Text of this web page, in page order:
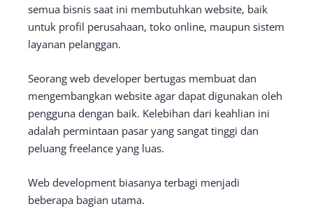
semua bisnis saat ini membutuhkan website, baik
untuk profil perusahaan, toko online, maupun sistem
layanan pelanggan.
Seorang web developer bertugas membuat dan
mengembangkan website agar dapat digunakan oleh
pengguna dengan baik. Kelebihan dari keahlian ini
adalah permintaan pasar yang sangat tinggi dan
peluang freelance yang luas.
Web development biasanya terbagi menjadi
beberapa bagian utama.